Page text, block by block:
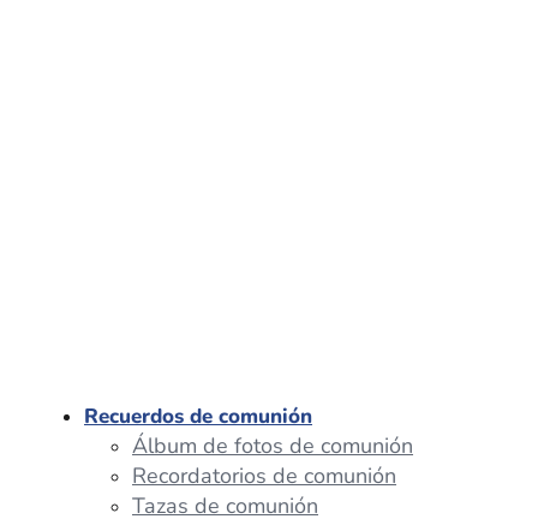
Recuerdos de comunión
Álbum de fotos de comunión
Recordatorios de comunión
Tazas de comunión